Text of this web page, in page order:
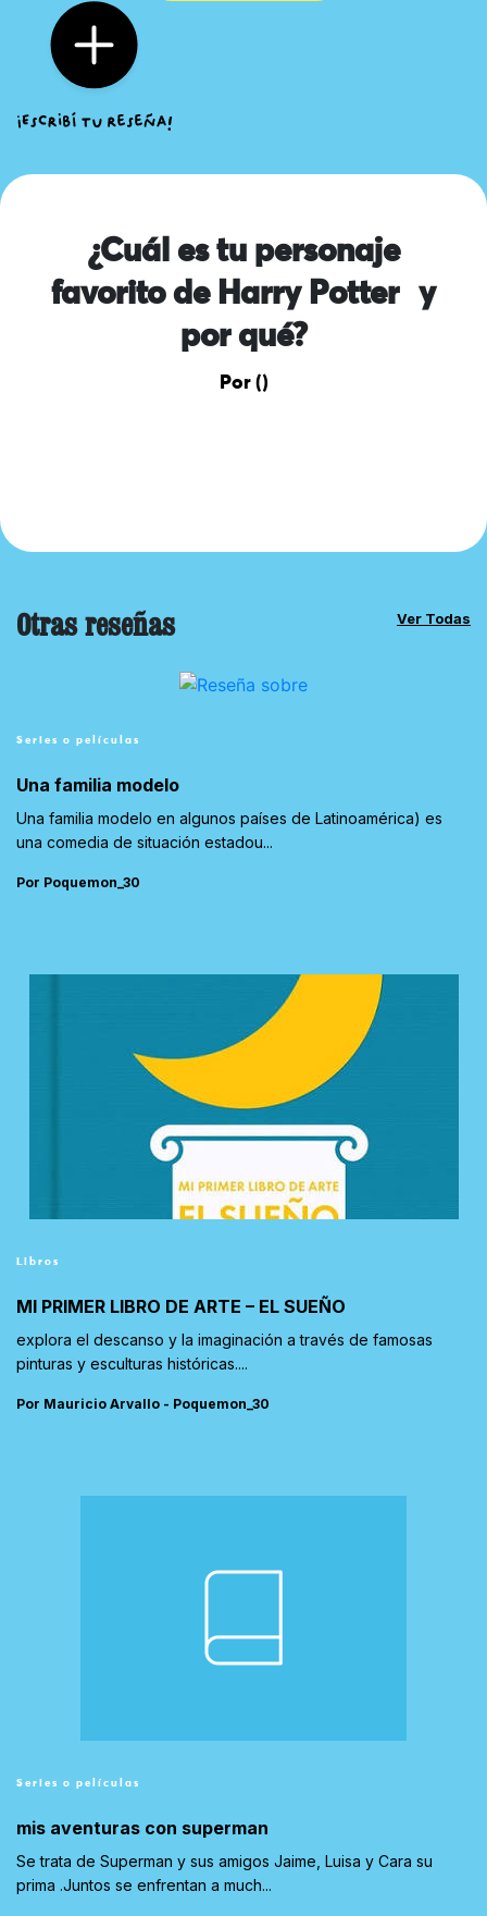
¿Cuál es tu personaje
favorito de Harry Potter y
por qué?
Por ()
Otras reseñas Ver Todas
Series o películas
Una familia modelo
Una familia modelo en algunos países de Latinoamérica) es
una comedia de situación estadou...
Por Poquemon_30
Libros
MI PRIMER LIBRO DE ARTE – EL SUEÑO
explora el descanso y la imaginación a través de famosas
pinturas y esculturas históricas....
Por Mauricio Arvallo - Poquemon_30
Series o películas
mis aventuras con superman
Se trata de Superman y sus amigos Jaime, Luisa y Cara su
prima .Juntos se enfrentan a much...